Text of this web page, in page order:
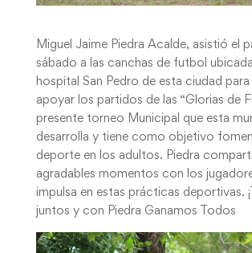
Miguel Jaime Piedra Acalde, asistió el
sábado a las canchas de futbol
hospital San Pedro de esta ciudad
apoyar los partidos de las “Glorias de
presente torneo Municipal que esta
desarrolla y tiene como objetivo
deporte en los adultos. Piedra
agradables momentos con los
impulsa en estas prácticas deportivas.
juntos y con Piedra Ganamos Todos